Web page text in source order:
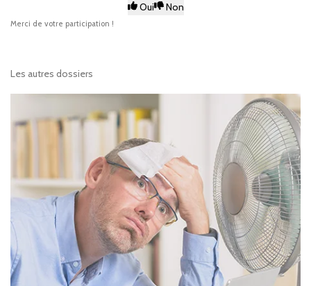
Oui Non
Merci de votre participation !
Les autres dossiers